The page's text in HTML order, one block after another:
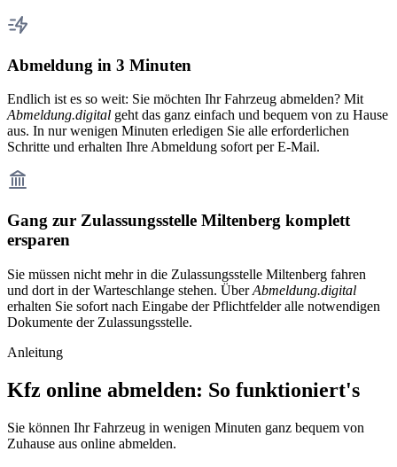
Abmeldung in 3 Minuten
Endlich ist es so weit: Sie möchten Ihr Fahrzeug abmelden? Mit
Abmeldung.digital geht das ganz einfach und bequem von zu Hause
aus. In nur wenigen Minuten erledigen Sie alle erforderlichen
Schritte und erhalten Ihre Abmeldung sofort per E-Mail.
Gang zur Zulassungsstelle Miltenberg komplett
ersparen
Sie müssen nicht mehr in die Zulassungsstelle Miltenberg fahren
und dort in der Warteschlange stehen. ÜberAbmeldung.digital
erhalten Sie sofort nach Eingabe der Pflichtfelder alle notwendigen
Dokumente der Zulassungsstelle.
Anleitung
Kfz online abmelden: So funktioniert's
Sie können Ihr Fahrzeug in wenigen Minuten ganz bequem von
Zuhause aus online abmelden.